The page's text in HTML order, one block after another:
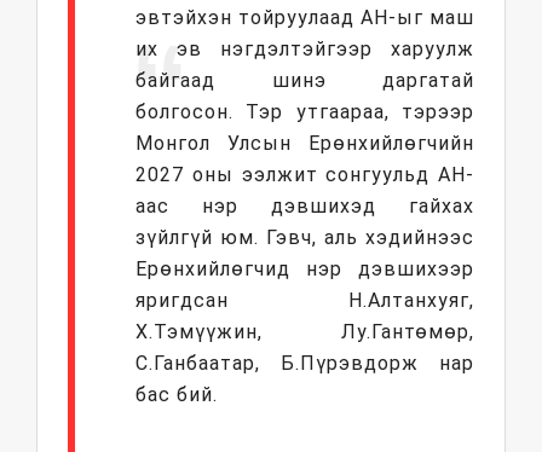
эвтэйхэн тойруулаад АН-ыг маш
их эв нэгдэлтэйгээр харуулж
байгаад шинэ даргатай
болгосон. Тэр утгаараа, тэрээр
Монгол Улсын Ерөнхийлөгчийн
2027 оны ээлжит сонгуульд АН-
аас нэр дэвшихэд гайхах
зүйлгүй юм. Гэвч, аль хэдийнээс
Ерөнхийлөгчид нэр дэвшихээр
яригдсан Н.Алтанхуяг,
Х.Тэмүүжин, Лу.Гантөмөр,
С.Ганбаатар, Б.Пүрэвдорж нар
бас бий.